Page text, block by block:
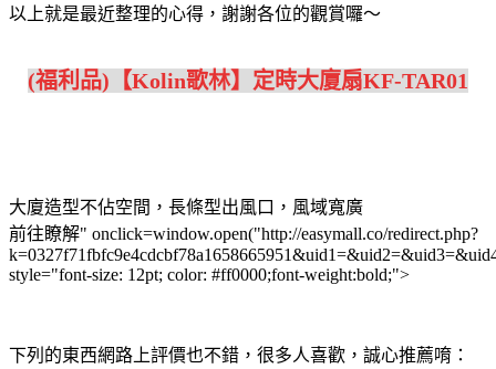
以上就是最近整理的心得，謝謝各位的觀賞囉～
(福利品)【Kolin歌林】定時大廈扇KF-TAR01
大廈造型不佔空間，長條型出風口，風域寬廣
前往瞭解" onclick=window.open("http://easymall.co/redirect.php?
style="font-size: 12pt; color: #ff0000;font-weight:bold;">
下列的東西網路上評價也不錯，很多人喜歡，誠心推薦唷：